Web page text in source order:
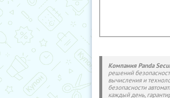
Компания Panda
решений
вычисления и
безопасности
каждый день,